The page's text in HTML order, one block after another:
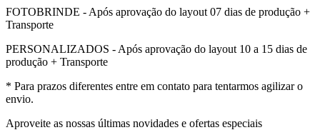
FOTOBRINDE - Após aprovação do layout 07 dias de produção +
Transporte
PERSONALIZADOS - Após aprovação do layout 10 a 15 dias de
produção + Transporte
* Para prazos diferentes entre em contato para tentarmos agilizar o
envio.
Aproveite as nossas últimas novidades e ofertas especiais